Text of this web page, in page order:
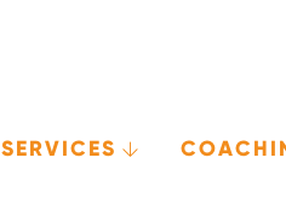
SERVICES